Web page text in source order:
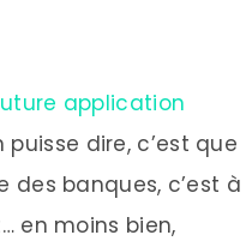
application
puisse dire, c’est que
des banques, c’est à
en moins bien,